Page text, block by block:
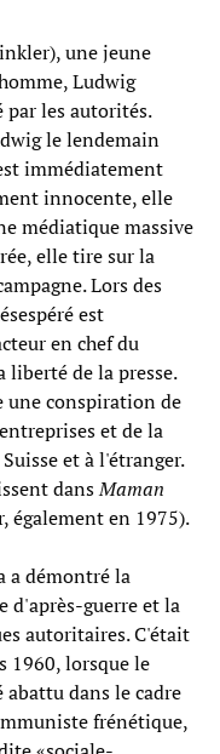
une jeune
Ludwig
par les autorités.
le lendemain
immédiatement
innocente, elle
médiatique massive
elle tire sur la
Lors des
est
en chef du
de la presse.
conspiration de
et de la
et à l'étranger.
dansMaman
également en 1975).
a démontré la
d'après-guerre et la
autoritaires. C'était
1960, lorsque le
dans le cadre
frénétique,